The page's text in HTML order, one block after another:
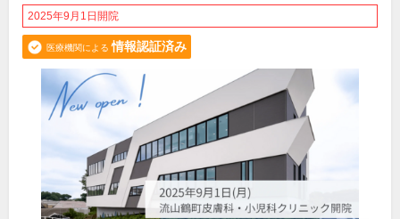
2025年9月1日開院
医療機関による 情報認証済み